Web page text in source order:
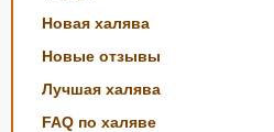
Новая халява
Новые отзывы
Лучшая халява
FAQ по халяве